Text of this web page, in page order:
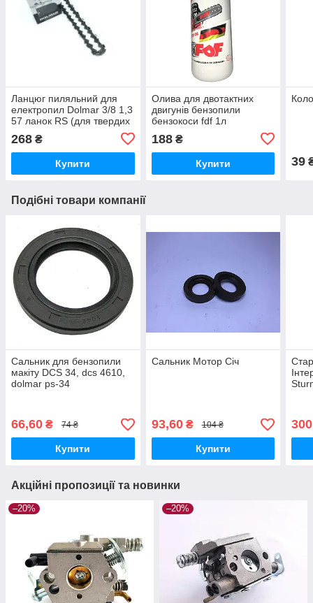
Ланцюг пиляльний для
електропил Dolmar 3/8 1,3
57 ланок RS (для твердих
268 ₴
Купити
Олива для двотактних
двигунів бензопили
бензокоси fdf 1л
188₴
Купити 39
Подібні товари компанії
Сальник для бензопили
макіту DCS 34, dcs 4610,
dolmar ps-34
66,60 ₴ 74 ₴
Купити
Сальник Мотор Січ
93,60₴ 104 ₴
Купити
300
Акційні пропозиції та новинки
–20% –20%